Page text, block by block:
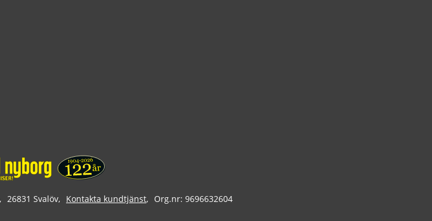
26831 Svalöv Kontakta kundtjänst Org.nr: 9696632604